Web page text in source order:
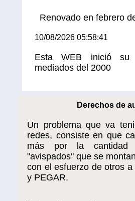
Renovado en febrero
10/08/2026 05:58:41
Esta WEB inició su
mediados del 2000
Derechos de
Un problema que va
redes, consiste en que
más por la
"avispados" que se
con el esfuerzo de otros
y PEGAR.